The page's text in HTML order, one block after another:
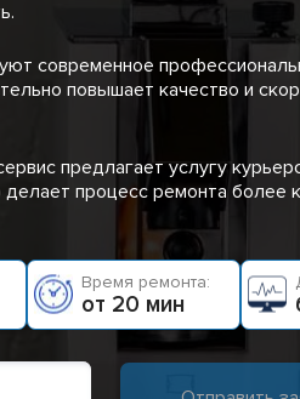
современное
повышает качество и
предлагает услугу
делает процесс ремонта более
Время ремонта:
от 20 мин